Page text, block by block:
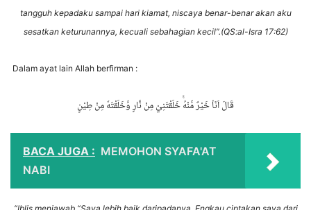
tangguh kepadaku sampai hari kiamat, niscaya benar-benar akan aku
sesatkan keturunannya, kecuali sebahagian kecil”.(QS:al-Isra 17:62)
Dalam ayat lain Allah berfirman :
قَالَ اَنَا۠ خَيْرٌ مِّنْهُۚ خَلَقْتَنِيْ مِنْ نَّارٍ وَّخَلَقْتَهٗ مِنْ طِيْنٍ
BACA JUGA : MEMOHON SYAFA'AT
NABI